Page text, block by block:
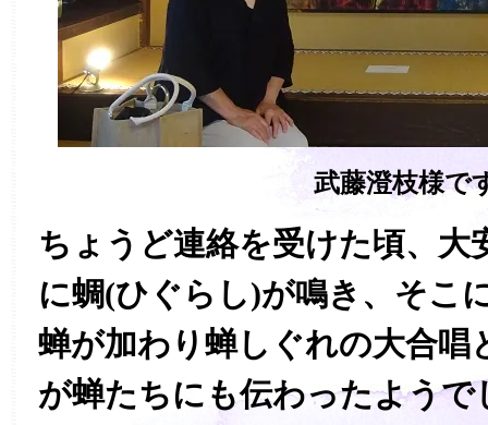
武藤澄枝様で
ちょうど連絡を受けた頃、大
に蜩(ひぐらし)が鳴き、そこ
蝉が加わり蝉しぐれの大合唱
が蝉たちにも伝わったようで